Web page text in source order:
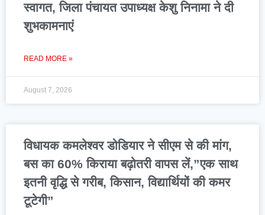
स्वागत, जिला पंचायत उपाध्यक्ष केशु निनामा ने दी
शुभकामनाएं
READ MORE »
August 7, 2026
विधायक कमलेश्वर डोडियार ने सीएम से की मांग,
बस का 60% किराया बढ़ोतरी वापस लें,”एक साथ
इतनी वृद्धि से गरीब, किसान, विद्यार्थियों की कमर
टूटेगी”